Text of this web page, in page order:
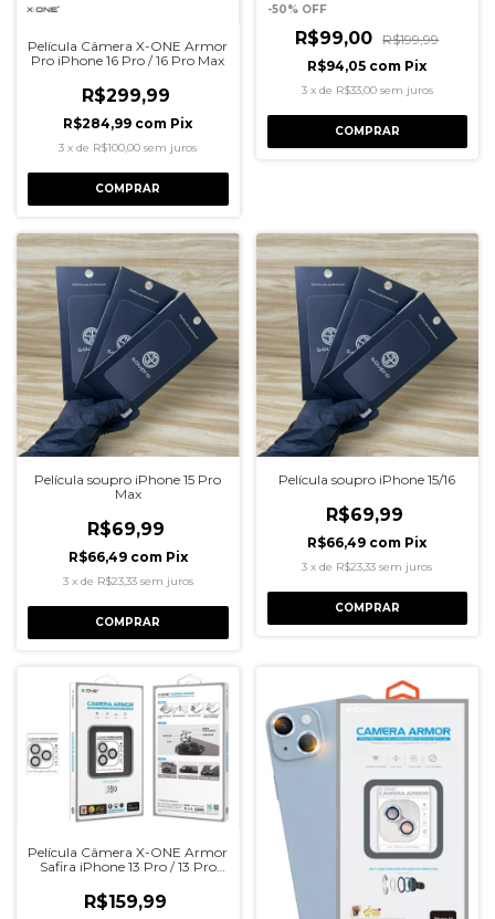
Película Câmera X-ONE Armor
Pro iPhone 16 Pro / 16 Pro Max
R$299,99
R$284,99 com Pix
3 xde R$100,00 sem juros
COMPRAR
-50% OFF
R$99,00
R$199,99
R$94,05 com Pix
3 x de R$33,00 sem juros
COMPRAR
Película soupro iPhone 15 Pro
Max
R$69,99
R$66,49 com Pix
3 x de R$23,33 sem juros
COMPRAR
Película soupro iPhone 15/16
R$69,99
R$66,49 com Pix
3 xde R$23,33 sem juros
COMPRAR
Película Câmera X-ONE Armor
Safira iPhone 13 Pro / 13 Pro
R$159,99